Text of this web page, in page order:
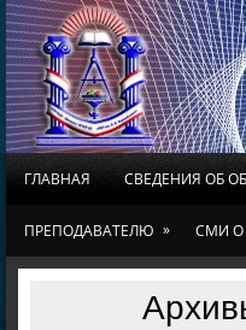
ГЛАВНАЯ СВЕДЕНИЯ ОБ
ПРЕПОДАВАТЕЛЮ » СМИ О